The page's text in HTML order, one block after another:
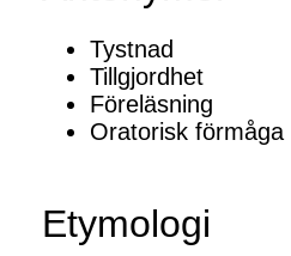
Tystnad
Tillgjordhet
Föreläsning
Oratorisk förmåga
Etymologi